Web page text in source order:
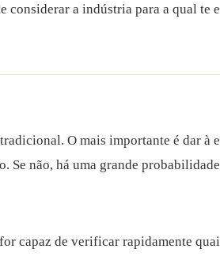
a indústria para a qual te
O mais importante é dar à
Se não, há uma grande
capaz de verificar rapidamente